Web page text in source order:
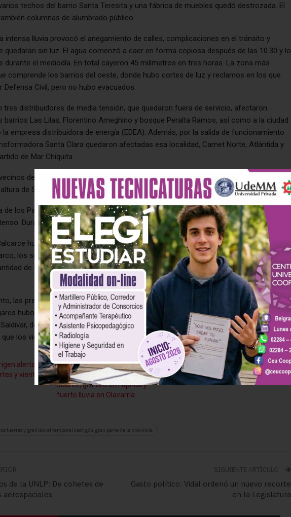
techos del barrio Santa Teresita y una fábrica de muebles quedó destrozada. El
columnas de alumbrado público.
intensa lluvia provocó el anegamiento de calles, complicaciones en el tránsito y
quedaran sin luz. El agua comenzó a caer en forma copiosa después de las 10.30 y lo
durante el mediodía. En total cayeron 45 milímetros en tres horas. La zona más
comprende los barrios del oeste, donde hubo cortes de luz y reclamos en los que
Defensa Civil, pero no hubo evacuados.
tres distribuidores de media tensión, que quedaron fuera de servicio, afectaron
barrios Las Lilas, Florentino Ameghino y bosque Peralta Ramos, así como a la ciudad
empresa distribuidora de energía (EDEA). Además, por la salida de funcionamiento
Santa Clara quedaron afectadas esa localidad, Camet Norte, Atlántida y
de Mar Chiquita.
del barrio marplatense La Herradura cortaron la Ruta 226 en su intersección
de Santa Paula, en reclamo de obras de desagüe y tareas de mantenimiento.
de los Padres, el gran protagonista fue el granizo, que comenzó a la mañana y por
Durante algunos instantes, esos sectores se tiñeron de blanco.
hubo hogares y comercios inundados, calles anegadas, y autos con agua en el
los servicios de emergencia y los Bomberos Voluntarios se vieron colapsados
de llamados de los vecinos que requirieron sus servicios, aunque tampoco
las precipitaciones comenzaron cerca de las 15 horas y se extendieron hasta las
hubo lluvias de 10 milímetros, y en otros puntos de hasta 55 milímetros, según
de la Oficina Hidrometeorológica local. La dependencia oficial platense
los vientos eran de entre 40 y 60 kilómetros por hora. (DIB) MCH
alertas
y vientos
Un violento temporal azotó la
región: graves daños en Benito
Juárez, granizo en Laprida y
fuerte lluvia en Olavarría
Anticipan tormentas intensas
con fuertes vientos
fuertes y granizo: el temporal castigó a gran parte de la provincia
de la UNLP: De cohetes de
aerospaciales
SIGUIENTE ARTÍCULO
Gasto político: Vidal ordenó un nuevo recorte
en la Legislatura